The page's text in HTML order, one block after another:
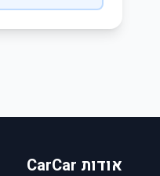
אודות CarCar